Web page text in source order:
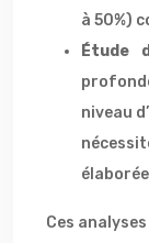
à 50%)
Étude
niveau
Ces